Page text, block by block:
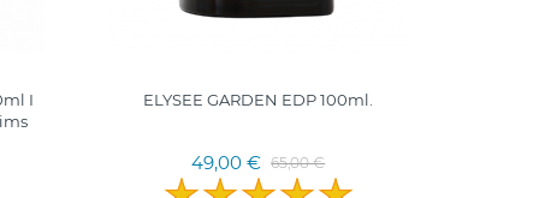
I
ELYSEE GARDEN EDP 100ml.
49,00 € 65,00 €